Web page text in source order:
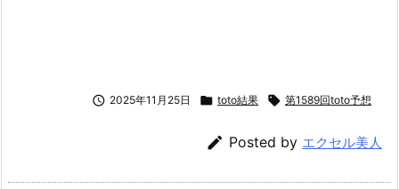
 2025年11月25日  toto結果  第1589回toto予想
 Posted by エクセル美人